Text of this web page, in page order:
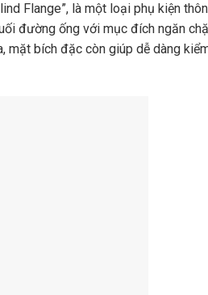
Flange”, là một loại phụ kiện
đường ống với mục đích ngăn
mặt bích đặc còn giúp dễ dàng